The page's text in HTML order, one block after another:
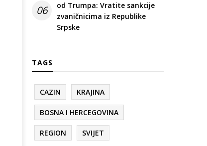
06
od Trumpa: Vratite sankcije
zvaničnicima iz Republike
Srpske
TAGS
CAZIN KRAJINA
BOSNA I HERCEGOVINA
REGION SVIJET